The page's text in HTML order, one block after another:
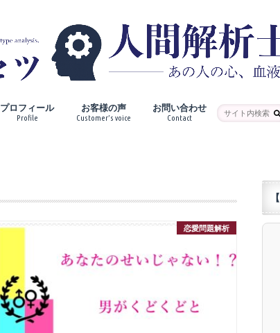
プロフィール
Profile
お客様の声
Customer’s voice
お問い合わせ
Contact
恋愛問題解析